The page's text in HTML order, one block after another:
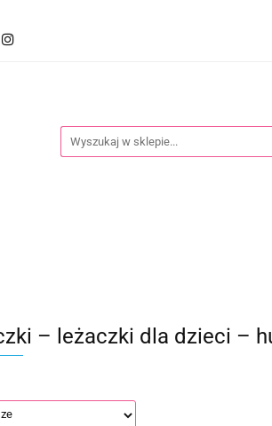
– leżaczki dla dzieci –